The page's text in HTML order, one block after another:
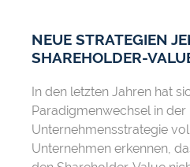
NEUE STRATEGIEN
SHAREHOLDER-
In den letzten Jahren hat
Paradigmenwechsel in der
Unternehmensstrategie
Unternehmen erkennen,